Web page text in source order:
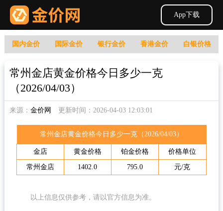
App下载
国内金价 国际金价 银行金价 香港金价 白银价格
常州金店黄金价格今日多少一克
（2026/04/03）
来源： 金价网 更新时间：2026-04-03 12:03:01
常州金店黄金价格今日多少一克（2026/04/03）
金店 黄金价格 铂金价格 价格单位
常州金店 1402.0 795.0 元/克
以上信息仅供参考，请以官方信息为准。